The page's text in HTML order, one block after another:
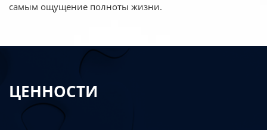
самым ощущение полноты жизни.
ЦЕННОСТИ